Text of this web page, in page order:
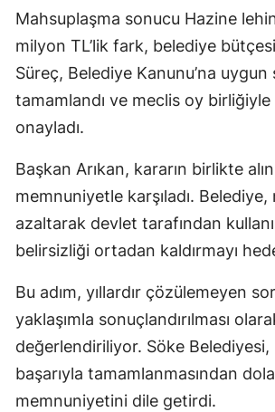
Mahsuplaşma sonucu Hazine
milyon TL’lik fark, belediye
Süreç, Belediye Kanunu’na uygun
tamamlandı ve meclis oy birliğiyle
onayladı.
Başkan Arıkan, kararın birlikte
memnuniyetle karşıladı. Belediye,
azaltarak devlet tarafından
belirsizliği ortadan kaldırmayı
Bu adım, yıllardır çözülemeyen
yaklaşımla sonuçlandırılması
değerlendiriliyor. Söke Belediyesi,
başarıyla tamamlanmasından
memnuniyetini dile getirdi.